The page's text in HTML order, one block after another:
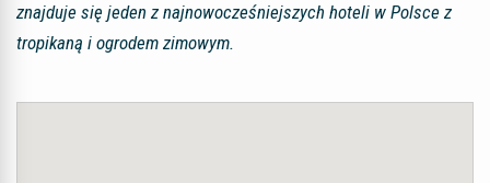
znajduje się jeden z najnowocześniejszych hoteli w Polsce z
tropikaną i ogrodem zimowym.